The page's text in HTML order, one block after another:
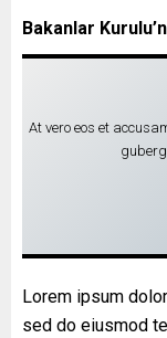
Bakanlar
At vero eos et
Lorem ipsum
sed do eiusmod